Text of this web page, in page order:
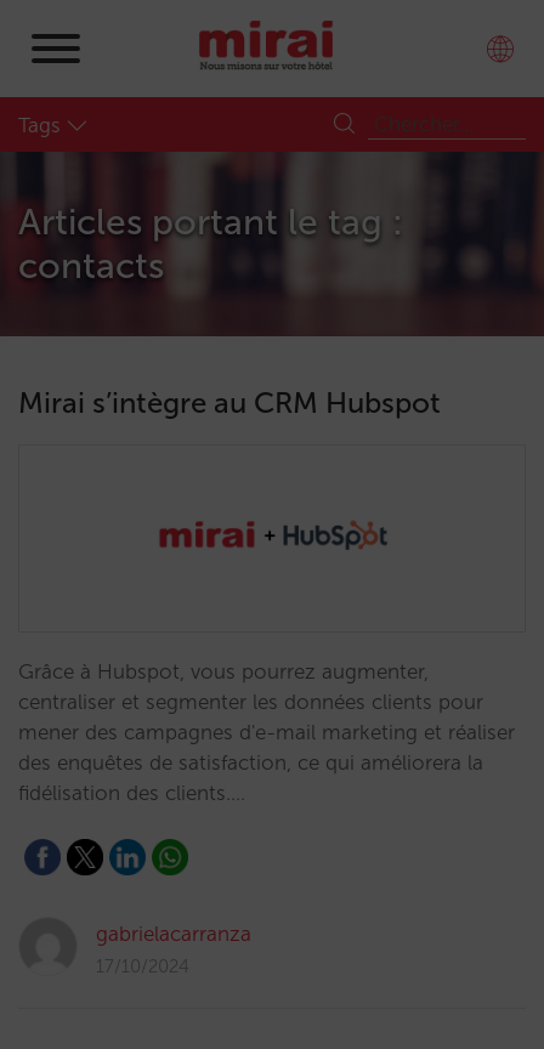
Tags
Articles portant le tag :
contacts
Mirai s’intègre au CRM Hubspot
Grâce à Hubspot, vous pourrez augmenter,
centraliser et segmenter les données clients pour
mener des campagnes d'e-mail marketing et réaliser
des enquêtes de satisfaction, ce qui améliorera la
fidélisation des clients.…
gabrielacarranza
17/10/2024